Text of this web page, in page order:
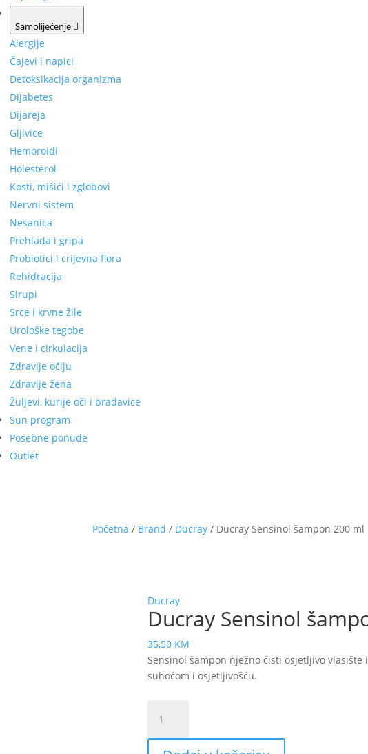
Samoliječenje
Alergije
Čajevi i napici
Detoksikacija organizma
Dijabetes
Dijareja
Gljivice
Hemoroidi
Holesterol
Kosti, mišići i zglobovi
Nervni sistem
Nesanica
Prehlada i gripa
Probiotici i crijevna flora
Rehidracija
Sirupi
Srce i krvne žile
Urološke tegobe
Vene i cirkulacija
Zdravlje očiju
Zdravlje žena
Žuljevi, kurije oči i bradavice
Sun program
Posebne ponude
Outlet
Početna / Brand / Ducray / Ducray Sensinol šampon 200 ml
Ducray
Ducray Sensinol
35,50 KM
Sensinol šampon nježno čisti osjetljivo
suhoćom i osjetljivošću.
Sensinol
šampon